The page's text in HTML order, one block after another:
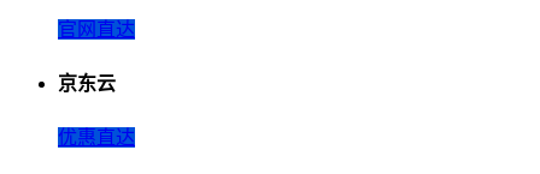
官网直达
京东云
优惠直达